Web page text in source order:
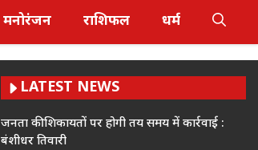
मनोरंजन राशिफल धर्म
LATEST NEWS
जनता की शिकायतों पर होगी तय समय में कार्रवाई :
बंशीधर तिवारी